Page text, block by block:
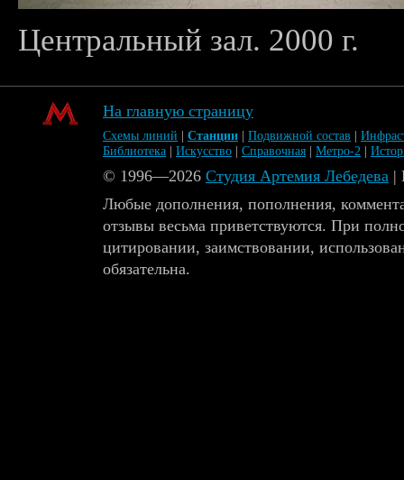
Центральный зал. 2000 г.
На главную страницу
Схемы линий Станции Подвижной состав
Библиотека
Искусство Справочная Метро-2
© 1996—2026 Студия Артемия Лебедева |
Любые дополнения, пополнения,
отзывы весьма приветствуются. При
цитировании, заимствовании,
обязательна.